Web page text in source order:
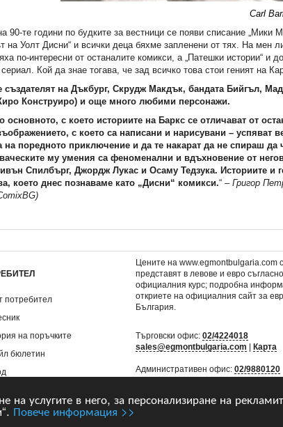
на услугите в него, за персонализиране на
Повече информация >>
Carl
90-те години по будките за вестници се появи списание „Мики
на Уолт Дисни“ и всички деца бяхме запленени от тях. На мен
по-интересни от останалите комикси, а „Патешки истории“ и
Кой да знае тогава, че зад всичко това стои геният на
създателят на Дъкбург, Скрудж Макдък, бандата Бийгъл,
Конструиро) и още много любими персонажи.
основното, с което историите на Баркс се отличават от
с което са написани и нарисувани – успяват
на поредното приключение и да те накарат да не спираш да
му умения са феноменални и вдъхновение от
Спилбърг, Джордж Лукас и Осаму Тедзука. Историите и
което днес познаваме като „Дисни“ комикси.“ – Григор
потребител
на поръчките
бюлетин
Цените на www.egmontbulgaria.com
представят в левове и евро съгласно
официалния курс; подробна
откриете наофициалния сайт за
България
Търговски офис:02/4224018
sales@egmontbulgaria.com |Карта
Административен офис:02/9880120
mail@egmontbulgaria.com|Карта